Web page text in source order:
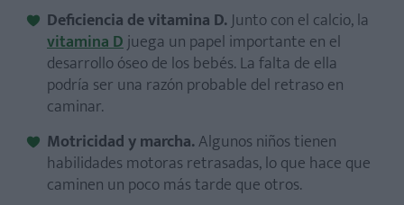
Deficiencia de vitamina D.Junto con el calcio, la
vitamina Djuega un papel importante en el
desarrollo óseo de los bebés. La falta de ella
podría ser una razón probable del retraso en
caminar.
Motricidad y marcha.Algunos niños tienen
habilidades motoras retrasadas, lo que hace que
caminen un poco más tarde que otros.